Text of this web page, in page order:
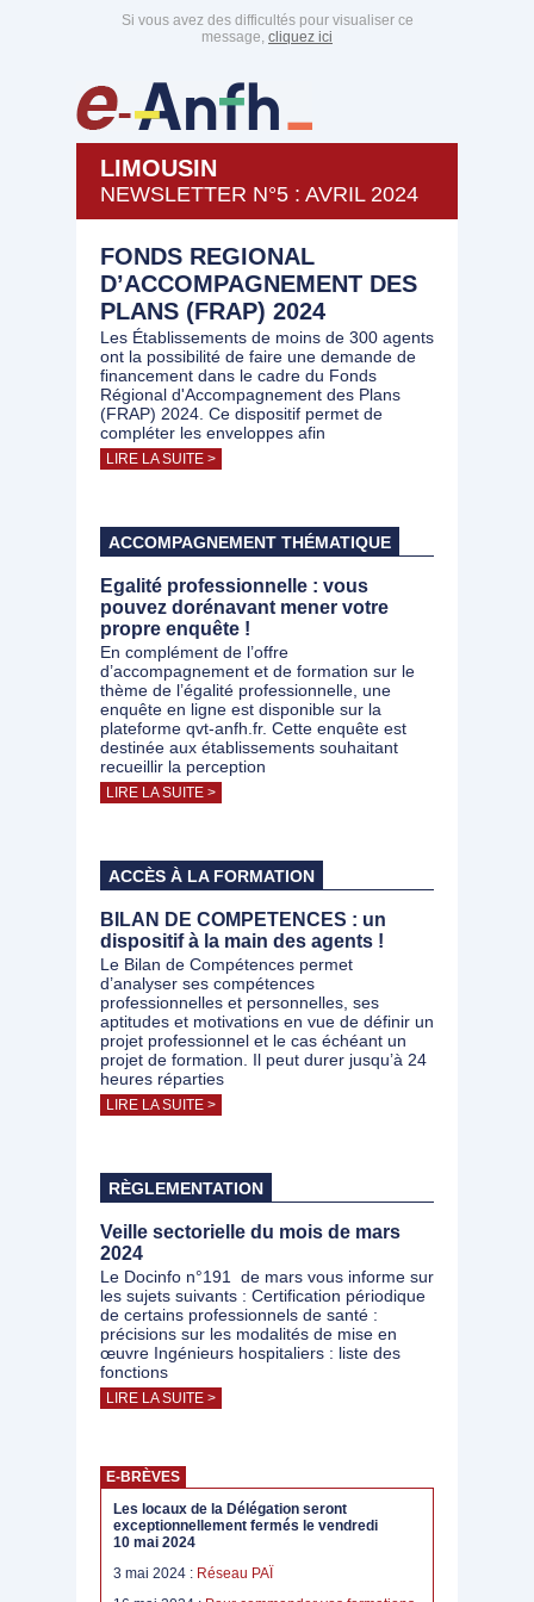
Si vous avez des difficultés pour visualiser ce
message, cliquez ici
LIMOUSIN
NEWSLETTER N°5 : AVRIL 2024
FONDS REGIONAL
D’ACCOMPAGNEMENT DES
PLANS (FRAP) 2024
Les Établissements de moins de 300 agents
ont la possibilité de faire une demande de
financement dans le cadre du Fonds
Régional d'Accompagnement des Plans
(FRAP) 2024. Ce dispositif permet de
compléter les enveloppes afin
LIRE LA SUITE >
ACCOMPAGNEMENT THÉMATIQUE
Egalité professionnelle : vous
pouvez dorénavant mener votre
propre enquête !
En complément de l’offre
d’accompagnement et de formation sur le
thème de l’égalité professionnelle, une
enquête en ligne est disponible sur la
plateforme qvt-anfh.fr. Cette enquête est
destinée aux établissements souhaitant
recueillir la perception
LIRE LA SUITE >
ACCÈS À LA FORMATION
BILAN DE COMPETENCES : un
dispositif à la main des agents !
Le Bilan de Compétences permet
d’analyser ses compétences
professionnelles et personnelles, ses
aptitudes et motivations en vue de définir un
projet professionnel et le cas échéant un
projet de formation. Il peut durer jusqu’à 24
heures réparties
LIRE LA SUITE >
RÈGLEMENTATION
Veille sectorielle du mois de mars
2024
Le Docinfo n°191 de mars vous informe sur
les sujets suivants : Certification périodique
de certains professionnels de santé :
précisions sur les modalités de mise en
œuvre Ingénieurs hospitaliers : liste des
fonctions
LIRE LA SUITE >
E-BRÈVES
Les locaux de la Délégation seront
exceptionnellement fermés le vendredi
10 mai 2024
3 mai 2024 : Réseau PAÏ